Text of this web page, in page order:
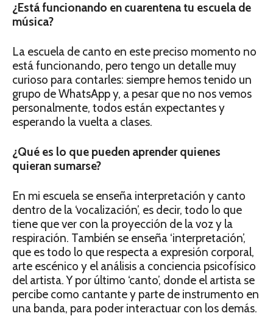
¿Está funcionando en cuarentena tu escuela de
música?
La escuela de canto en este preciso momento no
está funcionando, pero tengo un detalle muy
curioso para contarles: siempre hemos tenido un
grupo de WhatsApp y, a pesar que no nos vemos
personalmente, todos están expectantes y
esperando la vuelta a clases.
¿Qué es lo que pueden aprender quienes
quieran sumarse?
En mi escuela se enseña interpretación y canto
dentro de la ‘vocalización’, es decir, todo lo que
tiene que ver con la proyección de la voz y la
respiración. También se enseña ‘interpretación’,
que es todo lo que respecta a expresión corporal,
arte escénico y el análisis a conciencia psicofísico
del artista. Y por último ‘canto’, donde el artista se
percibe como cantante y parte de instrumento en
una banda, para poder interactuar con los demás.